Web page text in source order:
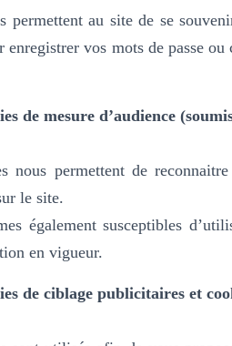
permettent au site de se
enregistrer vos mots de passe
de mesure d’audience
nous permettent de
le site.
également susceptibles
en vigueur.
de ciblage publicitaires et